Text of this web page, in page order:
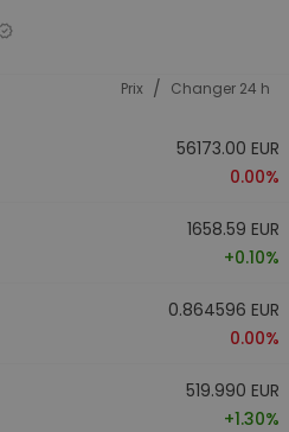
Prix / Changer 24 h
56173.00 EUR
0.00%
1658.59 EUR
+0.10%
0.864596 EUR
0.00%
519.990 EUR
+1.30%